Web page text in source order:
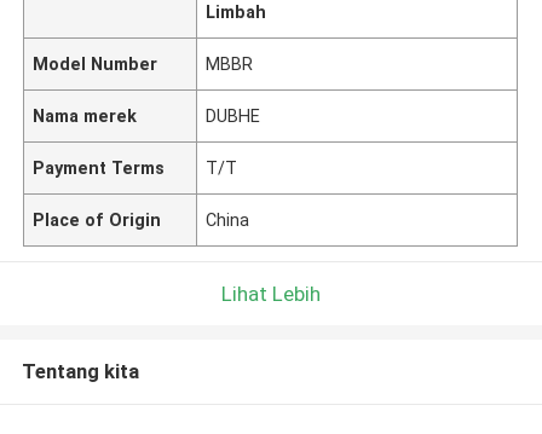
Limbah
Model Number MBBR
Nama merek DUBHE
Payment Terms T/T
Place of Origin China
Lihat Lebih
Tentang kita